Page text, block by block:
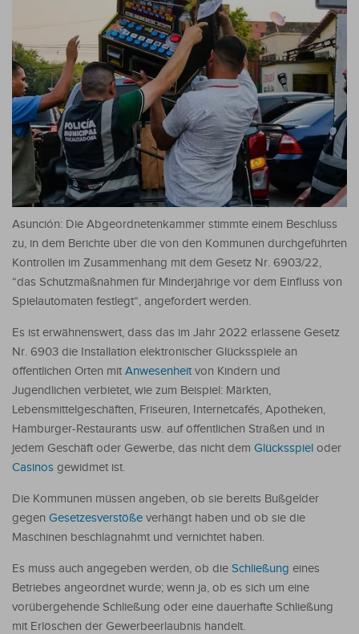
Asunción: Die Abgeordnetenkammer stimmte einem Beschluss
zu, in dem Berichte über die von den Kommunen durchgeführten
Kontrollen im Zusammenhang mit dem Gesetz Nr. 6903/22,
“das Schutzmaßnahmen für Minderjährige vor dem Einfluss von
Spielautomaten festlegt“, angefordert werden.
Es ist erwähnenswert, dass das im Jahr 2022 erlassene Gesetz
Nr. 6903 die Installation elektronischer Glücksspiele an
öffentlichen Orten mit Anwesenheitvon Kindern und
Jugendlichen verbietet, wie zum Beispiel: Märkten,
Lebensmittelgeschäften, Friseuren, Internetcafés, Apotheken,
Hamburger-Restaurants usw. auf öffentlichen Straßen und in
jedem Geschäft oder Gewerbe, das nicht dem Glücksspiel oder
Casinos gewidmet ist.
Die Kommunen müssen angeben, ob sie bereits Bußgelder
gegen Gesetzesverstöße verhängt haben und ob sie die
Maschinen beschlagnahmt und vernichtet haben.
Es muss auch angegeben werden, ob die Schließung eines
Betriebes angeordnet wurde; wenn ja, ob es sich um eine
vorübergehende Schließung oder eine dauerhafte Schließung
mit Erlöschen der Gewerbeerlaubnis handelt.